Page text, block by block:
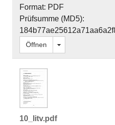
Format: PDF
Prüfsumme (MD5):
Öffnen Dropdown öffnen
10_litv.pdf